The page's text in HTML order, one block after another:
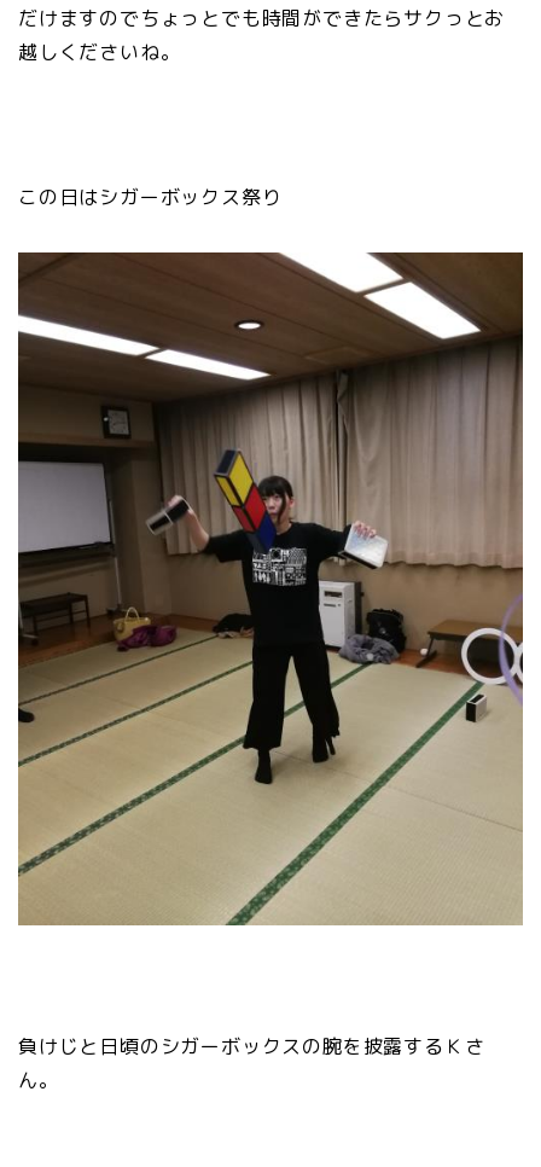
だけますのでちょっとでも時間ができたらサクっとお
越しくださいね。
この日はシガーボックス祭り
負けじと日頃のシガーボックスの腕を披露するＫさ
ん。